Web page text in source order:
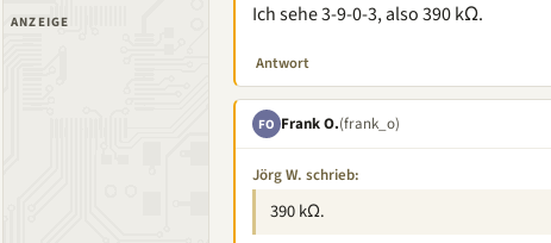
ANZEIGE Ich sehe 3-9-0-3, also 390 kΩ.
Antwort
FO Frank O.(frank_o)
Jörg W. schrieb:
390 kΩ.